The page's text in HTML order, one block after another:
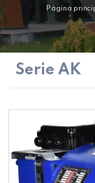
Página
Serie AK